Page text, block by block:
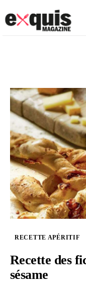
Recettes
Shopping
RECETTE APÉRITIF
Recette des
sésame